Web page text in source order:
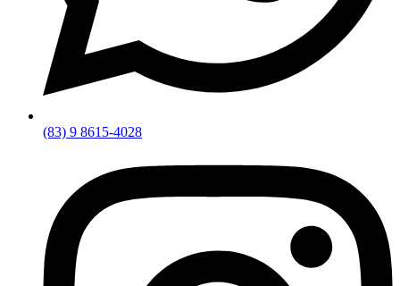
(83) 9 8615-4028